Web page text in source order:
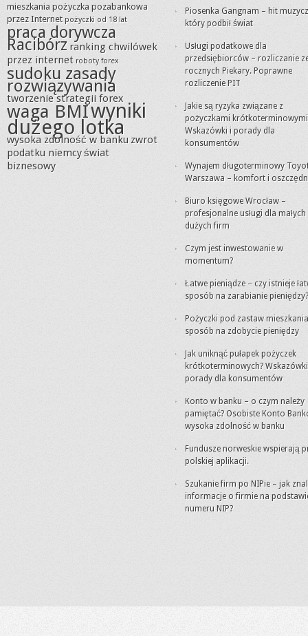
mieszkania pożyczka pozabankowa
przez Internet pożyczki od 18 lat
praca dorywcza
Racibórz ranking chwilówek
przez internet roboty forex
sudoku zasady
rozwiązywania
tworzenie strategii forex
waga BMIwyniki
dużego lotka
wysoka zdolność w banku zwrot
podatku niemcyświat
biznesowy
Piosenka Gangnam – hit
który podbił świat
Usługi podatkowe dla
przedsiębiorców – rozliczanie
rocznych Piekary. Poprawne
rozliczenie PIT
Jakie są ryzyka związane z
pożyczkami
Wskazówki i porady dla
konsumentów
Wynajem długoterminowy
Warszawa – komfort i
Biuro księgowe Wrocław –
profesjonalne usługi dla małych
dużych firm
Czym jest inwestowanie w
momentum?
Łatwe pieniądze – czy istnieje
sposób na zarabianie pieniędzy?
Pożyczki pod zastaw
sposób na zdobycie pieniędzy
Jak uniknąć pułapek pożyczek
krótkoterminowych?
porady dla konsumentów
Konto w banku – o czym należy
pamiętać? Osobiste Konto
wysoka zdolność w banku
Fundusze norweskie wspierają
polskiej aplikacji.
Szukanie firm po NIPie – jak
informacje o firmie na
numeru NIP?